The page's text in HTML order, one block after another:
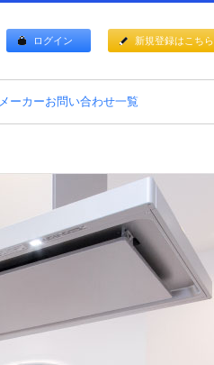
ログイン 新規登録はこちら
メーカーお問い合わせ一覧